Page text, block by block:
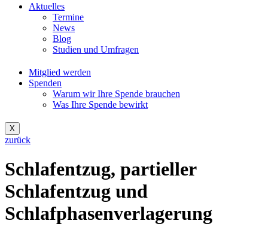
Aktuelles
Termine
News
Blog
Studien und Umfragen
Mitglied werden
Spenden
Warum wir Ihre Spende brauchen
Was Ihre Spende bewirkt
X
zurück
Schlafentzug, partieller
Schlafentzug und
Schlafphasenverlagerung